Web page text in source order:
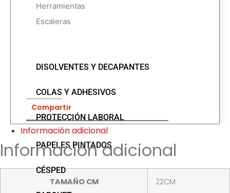
Herramientas
Escaleras
DISOLVENTES Y DECAPANTES
COLAS Y ADHESIVOS
PROTECCIÓN LABORAL
PAPELES PINTADOS
CÉSPED
Compartir
Información adicional
Información adicional
TAMAÑO CM 22CM